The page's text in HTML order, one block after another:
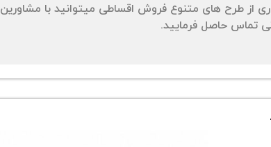
از طرح های متنوع فروش اقساطی میتوانید با مشاورین
تماس حاصل فرمایید.